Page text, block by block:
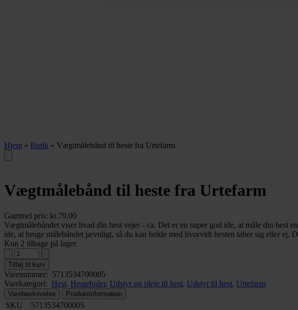
Hjem » Butik » Vægtmålebånd til heste fra Urtefarm
Vægtmålebånd til heste fra Urtefarm
Gammel pris: kr.79,00
Vægtmålebåndet viser hvad din hest vejer - ca. Det er en super god ide, at måle din hest
ide, at bruge målebåndet jævnligt, så du kan holde med hvorvidt hesten taber sig eller ej.
Kun 2 tilbage på lager
Tilføj til kurv
Varenummer: 5713534700005
Varekategori: Hest, Hestefoder, Udstyr og pleje til hest, Udstyr til hest, Urtefarm
Varebeskrivelse Produktinformation
SKU
5713534700005